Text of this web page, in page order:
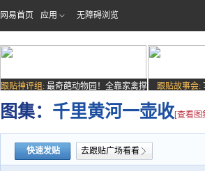
网易首页 应用 无障碍浏览
跟贴神评组: 最奇葩动物园！全靠家禽撑
场子
跟贴故事会:
图集： 千里黄河一壶收[查看图
快速发贴 去跟贴广场看看